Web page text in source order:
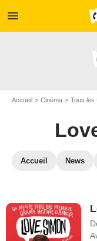
menu
Accueil Cinéma Tous les
Accueil News